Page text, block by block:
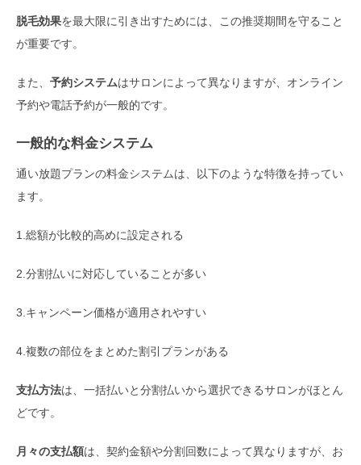
脱毛効果を最大限に引き出すためには、この推奨期間を守ること
が重要です。
また、 予約システムはサロンによって異なりますが、オンライン
予約や電話予約が一般的です。
一般的な料金システム
通い放題プランの料金システムは、以下のような特徴を持ってい
ます。
1.総額が比較的高めに設定される
2.分割払いに対応していることが多い
3.キャンペーン価格が適用されやすい
4.複数の部位をまとめた割引プランがある
支払方法は、一括払いと分割払いから選択できるサロンがほとん
どです。
月々の支払額は、契約金額や分割回数によって異なりますが、お